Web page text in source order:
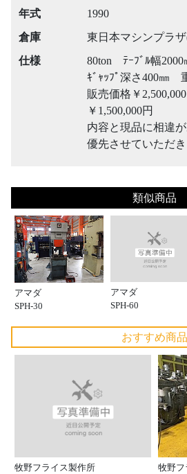
年式
1990
倉庫
東日本マシンプラ
仕様
80ton ﾃｰﾌﾞﾙ幅
ｷﾞｬｯﾌﾟ深さ400㎜
販売価格￥
￥1,500,000円
内容と現品に相違
優先させていただき
類似商品
アマダ
SPH-30
アマダ
SPH-60
おすすめ商品
牧野フライス製作所
牧野フ